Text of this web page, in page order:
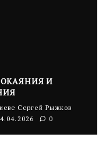
И
Сергей Рыжков
0